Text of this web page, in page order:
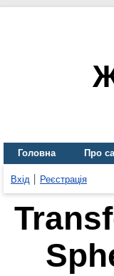
Головна Про
Вхід Реєстрація